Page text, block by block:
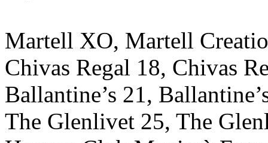
Martell XO, Martell
Chivas Regal 18, Chivas
Ballantine’s 21,
The Glenlivet 25, The